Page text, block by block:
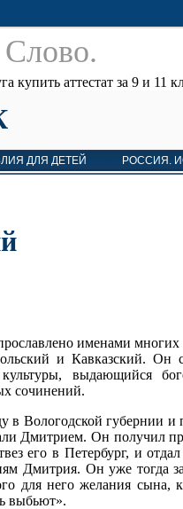
купить аттестат за 9 и 11
ДЛЯ ДЕТЕЙ РОССИЯ.
именами
и Кавказский. Он
выдающийся
сочинений.
в Вологодской губернии
Дмитрием. Он получил
его в Петербург, и
Дмитрия. Он уже
для него желания сына,
выбьют».